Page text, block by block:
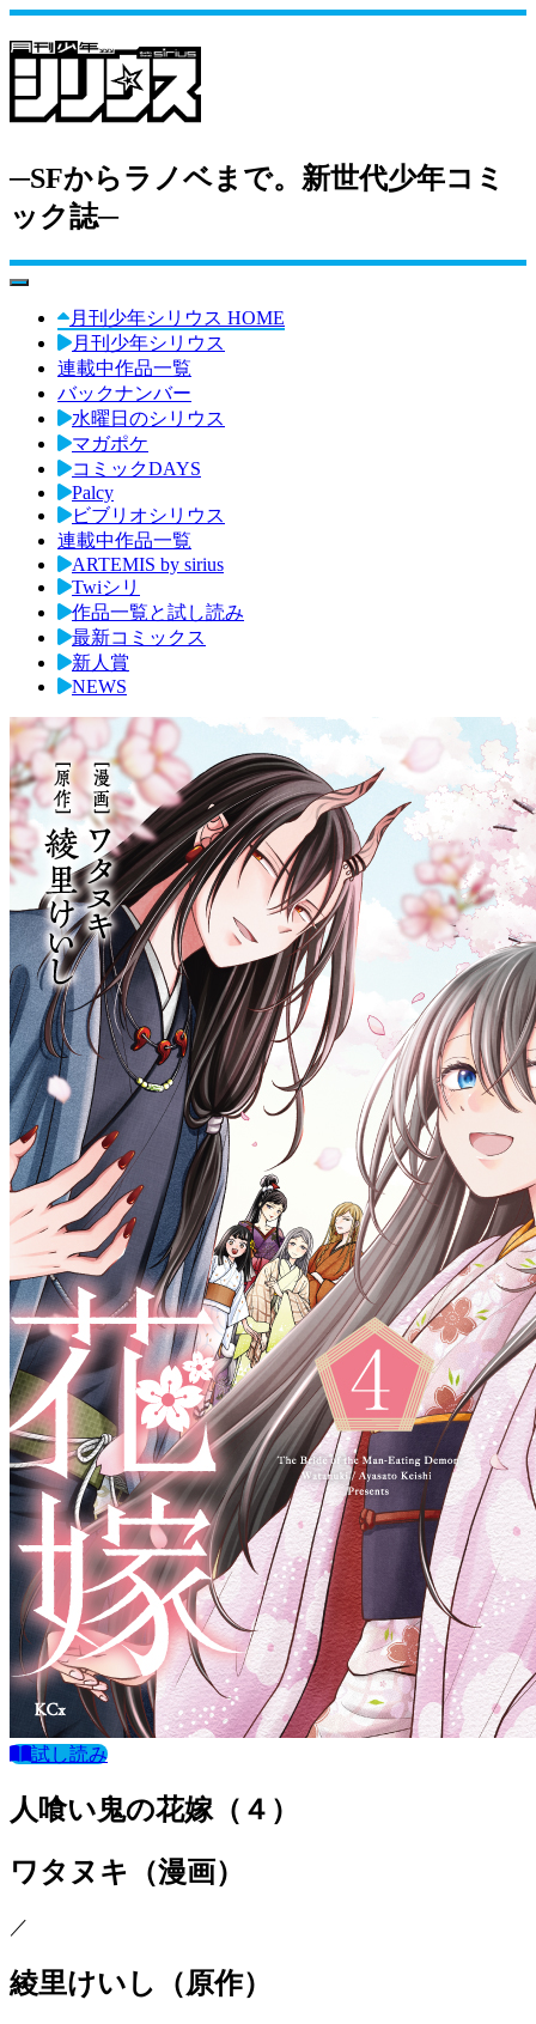
─SFからラノベまで。新世代少年コミ
ック誌─
toggle navigation
月刊少年シリウス HOME
月刊少年シリウス
連載中作品一覧
バックナンバー
水曜日のシリウス
マガポケ
コミックDAYS
Palcy
ビブリオシリウス
連載中作品一覧
ARTEMIS by sirius
Twiシリ
作品一覧と試し読み
最新コミックス
新人賞
NEWS
試し読み
人喰い鬼の花嫁（４）
ワタヌキ （漫画）
／
綾里けいし （原作）